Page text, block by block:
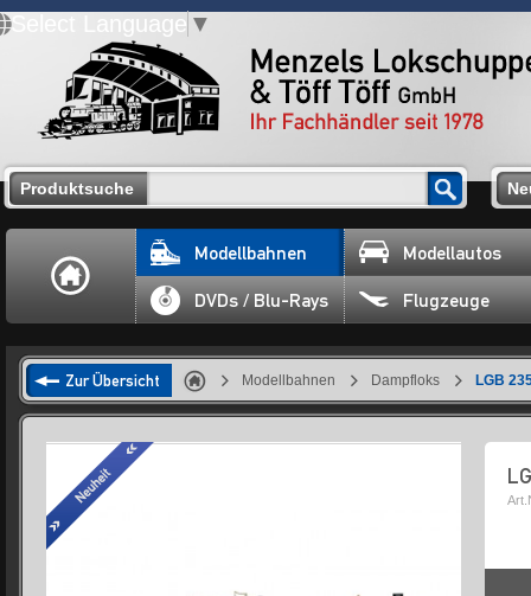
Select Language ▼
Produktsuche
Modellbahnen Modellautos
DVDs / Blu-Rays Flugzeuge
Zur Übersicht Modellbahnen Dampfloks LGB